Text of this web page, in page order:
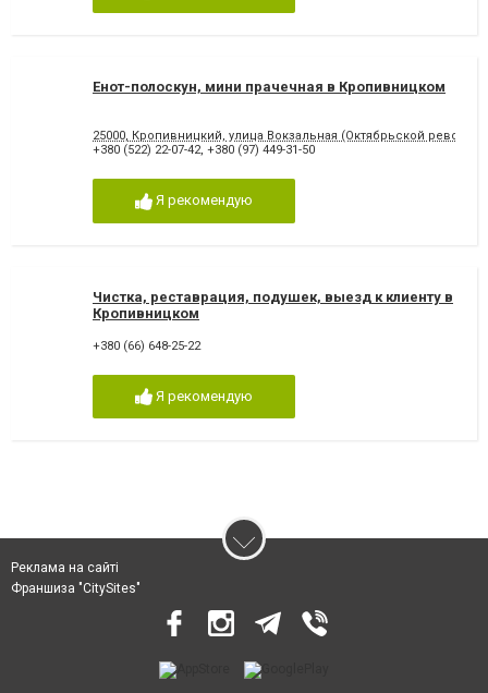
Енот-полоскун, мини прачечная в Кропивницком
25000, Кропивницкий, улица Вокзальная (Октябрьской
+380 (522) 22-07-42, +380 (97) 449-31-50
Я рекомендую
Чистка, реставрация, подушек, выезд к клиенту в
Кропивницком
+380 (66) 648-25-22
Я рекомендую
Реклама на сайті
Франшиза "CitySites"